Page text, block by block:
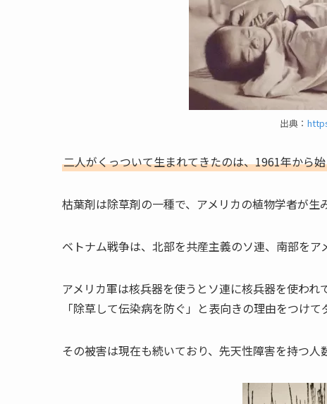
出典：
二人がくっついて生まれてきたのは、1961年から
枯葉剤は除草剤の一種で、アメリカの植物学者が生
ベトナム戦争は、北部を共産主義のソ連、南部をア
アメリカ軍は核兵器を使うとソ連に核兵器を使わ
「除草して伝染病を防ぐ」と表向きの理由をつけ
その被害は現在も続いており、先天性障害を持つ人